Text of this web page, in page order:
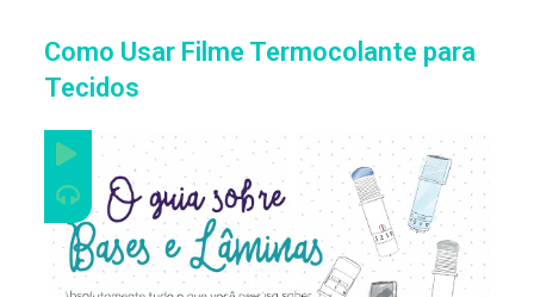
Como Usar Filme Termocolante para
Tecidos